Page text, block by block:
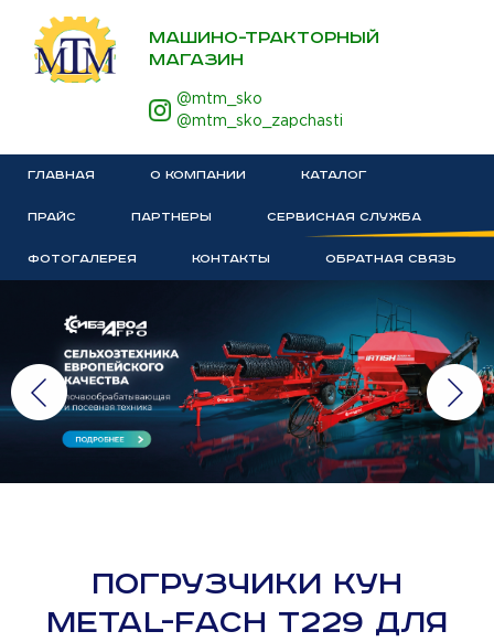
МАШИНО-ТРАКТОРНЫЙ
МАГАЗИН
@mtm_sko
@mtm_sko_zapchasti
ГЛАВНАЯ О КОМПАНИИ КАТАЛОГ
ПРАЙС ПАРТНЕРЫ СЕРВИСНАЯ СЛУЖБА
ФОТОГАЛЕРЕЯ КОНТАКТЫ ОБРАТНАЯ СВЯЗЬ
ПОГРУЗЧИКИ КУН
METAL-FACH T229 ДЛЯ